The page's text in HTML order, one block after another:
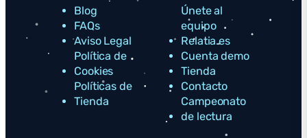
Blog
FAQs
Aviso Legal
Política de
Cookies
Políticas de
Tienda
Únete al
equipo
Relatia.es
Cuenta demo
Tienda
Contacto
Campeonato
de lectura